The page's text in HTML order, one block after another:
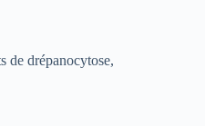
de drépanocytose,